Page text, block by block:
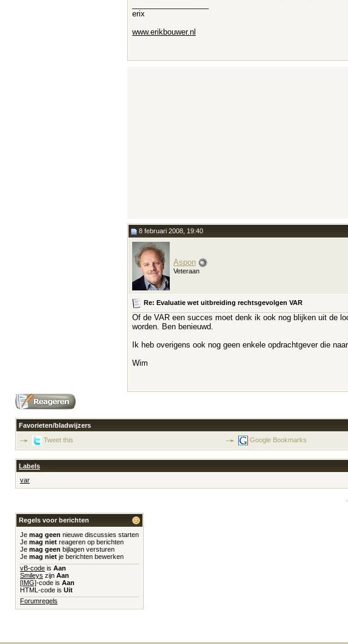
erix
www.erikbouwer.nl
8 februari 2008, 19:40
Aspon
Veteraan
Re: Evaluatie wet uitbreiding rechtsgevolgen VAR
Of de VAR een succes moet denk ik ook nog blijken uit de
worden. Ben benieuwd.
Ik heb overigens ook nog geen enkele opdrachtgever die
Wim
Favorieten/bladwijzers
Tweet this
Google Bookmarks
Labels
var
Regels voor berichten
Je mag geen nieuwe discussies starten
Je mag niet reageren op berichten
Je mag geen bijlagen versturen
Je mag niet je berichten bewerken
vB-code is Aan
Smileys zijn Aan
[IMG]-code is Aan
HTML-code is Uit
Forumregels